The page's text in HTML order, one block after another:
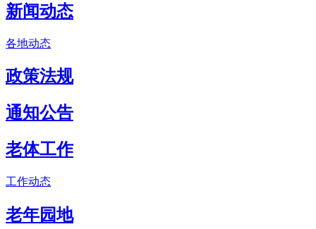
新闻动态
各地动态
政策法规
通知公告
老体工作
工作动态
老年园地